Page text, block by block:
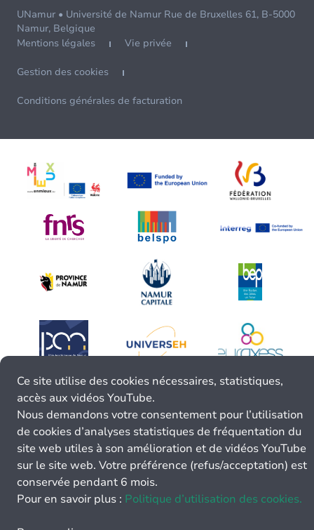
UNamur • Université de Namur Rue de Bruxelles 61, B-5000
Namur, Belgique
Mentions légales
Vie privée
Gestion des cookies
Conditions générales de facturation
Ce site utilise des cookies nécessaires, statistiques,
accès aux vidéos YouTube.
Nous demandons votre consentement pour l’utilisation
de cookies d’analyses statistiques de fréquentation du
site web utiles à son amélioration et de vidéos YouTube
sur le site web. Votre préférence (refus/acceptation) est
conservée pendant 6 mois.
Pour en savoir plus : Politique d’utilisation des cookies.